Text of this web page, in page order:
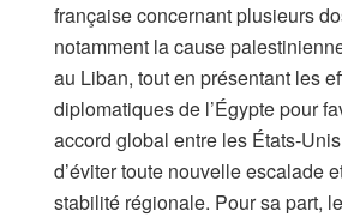
française concernant plusieurs
notamment la cause
au Liban, tout en présentant les
diplomatiques de l’Égypte pour
accord global entre les États-Unis
d’éviter toute nouvelle escalade
stabilité régionale. Pour sa part,